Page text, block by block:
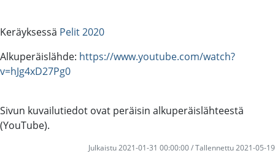
Keräyksessä Pelit 2020
Alkuperäislähde: https://www.youtube.com/watch?
v=hJg4xD27Pg0
Sivun kuvailutiedot ovat peräisin alkuperäislähteestä
(YouTube).
Julkaistu 2021-01-31 00:00:00 / Tallennettu 2021-05-19